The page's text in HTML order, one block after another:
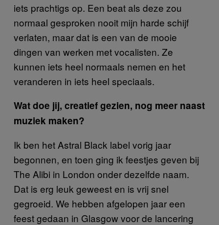
iets prachtigs op. Een beat als deze zou
normaal gesproken nooit mijn harde schijf
verlaten, maar dat is een van de mooie
dingen van werken met vocalisten. Ze
kunnen iets heel normaals nemen en het
veranderen in iets heel speciaals.
Wat doe jij, creatief gezien, nog meer naast
muziek maken?
Ik ben het Astral Black label vorig jaar
begonnen, en toen ging ik feestjes geven bij
The Alibi in London onder dezelfde naam.
Dat is erg leuk geweest en is vrij snel
gegroeid. We hebben afgelopen jaar een
feest gedaan in Glasgow voor de lancering